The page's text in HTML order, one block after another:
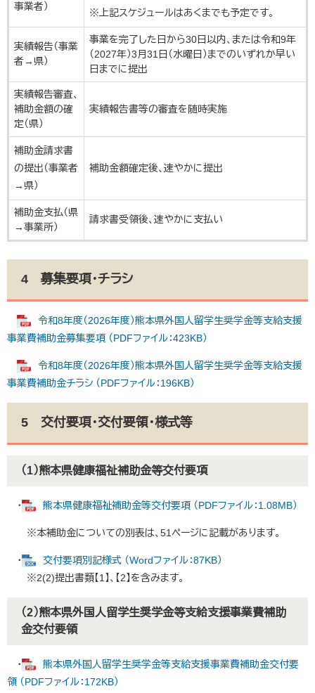
事業者）
※上記スケジュールはあくまでも予定です。
実績報告（事業
者→県）
事業を完了した日から30日以内、または令和9年
（2027年）3月31日（水曜日）までのいずれか早い
日までに提出
実績報告審査、
補助金額の確
定（県）
実績報告書等の審査を随時実施
補助金請求書
の提出（事業者
→県）
補助金額確定後、速やかに提出
補助金支払（県
→事業所）
請求書受領後、速やかに支払い
4 募集要項・チラシ
令和8年度（2026年度）熊本県外国人留学生奨学金等支給支援
事業費補助金募集要項 （PDFファイル：423KB）
令和8年度（2026年度）熊本県外国人留学生奨学金等支給支援
事業費補助金チラシ （PDFファイル：196KB）
5 交付要項・交付要領・様式等
（1）熊本県健康福祉補助金等交付要項
・ 熊本県健康福祉補助金等交付要項 （PDFファイル：1.08MB）
※本補助金についての別表は、51ページに記載があります。
・
交付要項別記様式 （Wordファイル：87KB）
※2(2)提出書類【1】、【2】を含みます。
（2）熊本県外国人留学生奨学金等支給支援事業費補助
金交付要領
・
熊本県外国人留学生奨学金等支給支援事業費補助金交付要
領 （PDFファイル：172KB）